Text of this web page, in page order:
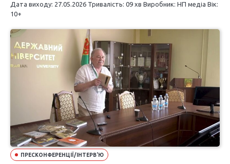
Дата виходу: 27.05.2026 Тривалість: 09 хв Виробник: НП медіа Вік:
10+
ПРЕСКОНФЕРЕНЦІЇ/ІНТЕРВ'Ю